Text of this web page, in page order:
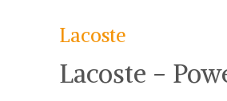
Lacoste
Lacoste -